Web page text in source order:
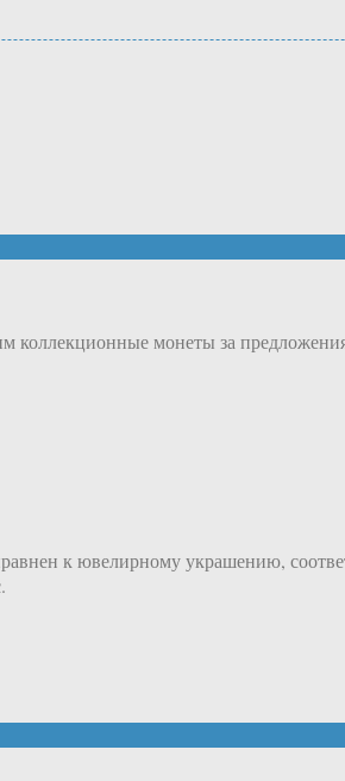
монеты за
к ювелирному украшению,